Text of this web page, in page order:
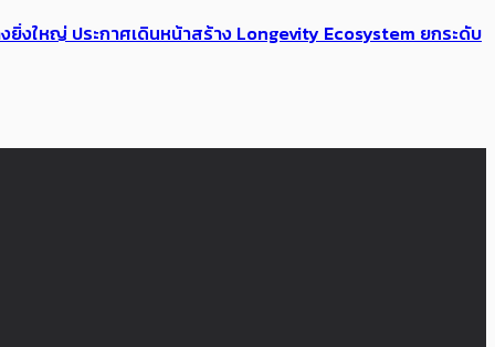
งใหญ่ ประกาศเดินหน้าสร้าง Longevity Ecosystem ยกระดับ